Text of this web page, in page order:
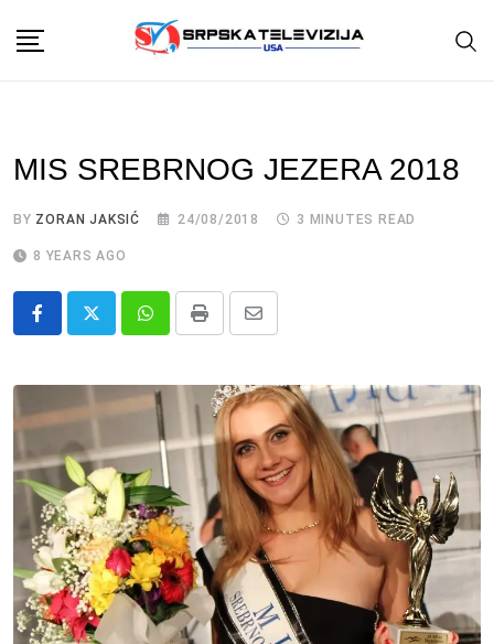
MIS SREBRNOG JEZERA 2018
BY ZORAN JAKSIĆ 24/08/2018 3 MINUTES READ
8 YEARS AGO
Whatsapp
Print
Share
Email